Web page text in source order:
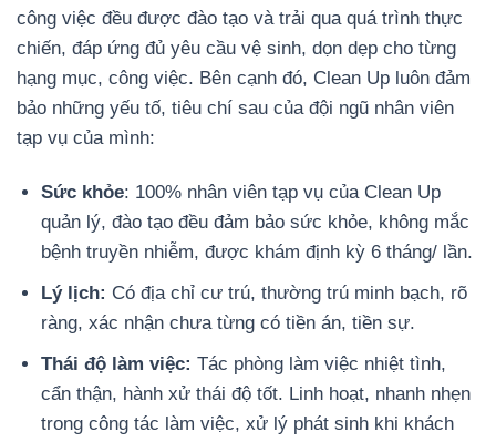
công việc đều được đào tạo và trải qua quá trình thực
chiến, đáp ứng đủ yêu cầu vệ sinh, dọn dẹp cho từng
hạng mục, công việc. Bên cạnh đó, Clean Up luôn đảm
bảo những yếu tố, tiêu chí sau của đội ngũ nhân viên
tạp vụ của mình:
Sức khỏe: 100% nhân viên tạp vụ của Clean Up
quản lý, đào tạo đều đảm bảo sức khỏe, không mắc
bệnh truyền nhiễm, được khám định kỳ 6 tháng/ lần.
Lý lịch: Có địa chỉ cư trú, thường trú minh bạch, rõ
ràng, xác nhận chưa từng có tiền án, tiền sự.
Thái độ làm việc: Tác phòng làm việc nhiệt tình,
cẩn thận, hành xử thái độ tốt. Linh hoạt, nhanh nhẹn
trong công tác làm việc, xử lý phát sinh khi khách